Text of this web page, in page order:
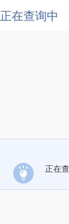
正在查询中
正在